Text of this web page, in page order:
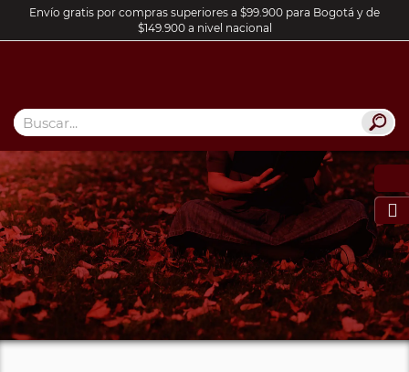
Envío gratis por compras superiores a $99.900 para Bogotá y de
$149.900 a nivel nacional
